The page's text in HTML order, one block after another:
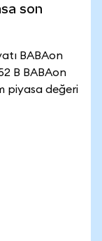
son
BABAon
B BABAon
piyasa değeri